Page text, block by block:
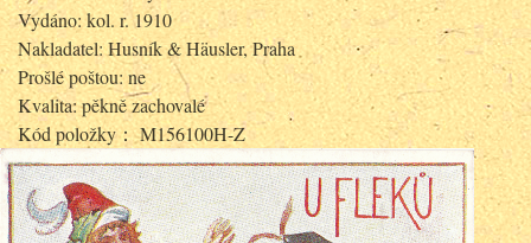
Vydáno: kol. r. 1910
Nakladatel: Husník & Häusler, Praha
Prošlé poštou: ne
Kvalita: pěkně zachovalé
Kód položky： M156100H-Z